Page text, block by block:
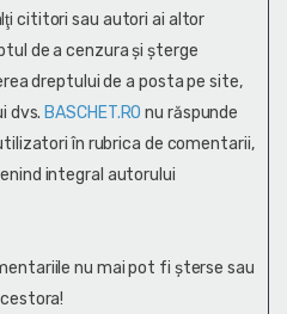
cititori sau autori ai altor
de a cenzura și şterge
dreptului de a posta pe site,
dvs. BASCHET.RO nu răspunde
în rubrica de comentarii,
integral autorului
nu mai pot fi șterse sau